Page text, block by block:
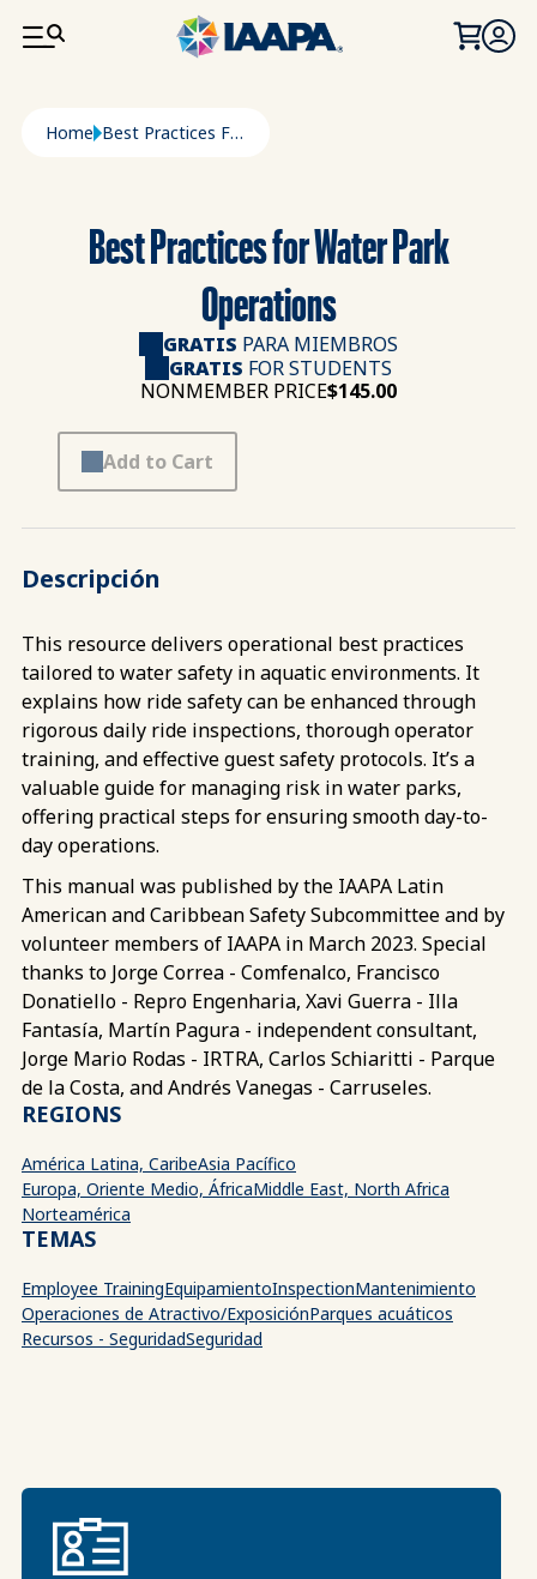
PASAR AL CONTENIDO PRINCIPAL
Ruta de navegación
Home Best Practices For Water Park Operations
Best Practices for Water Park
Operations
GRATIS PARA MIEMBROS
GRATIS FOR STUDENTS
NONMEMBER PRICE$145.00
Add to Cart
Descripción
This resource delivers operational best practices
tailored to water safety in aquatic environments. It
explains how ride safety can be enhanced through
rigorous daily ride inspections, thorough operator
training, and effective guest safety protocols. It’s a
valuable guide for managing risk in water parks,
offering practical steps for ensuring smooth day-to-
day operations.
This manual was published by the IAAPA Latin
American and Caribbean Safety Subcommittee and by
volunteer members of IAAPA in March 2023. Special
thanks to Jorge Correa - Comfenalco, Francisco
Donatiello - Repro Engenharia, Xavi Guerra - Illa
Fantasía, Martín Pagura - independent consultant,
Jorge Mario Rodas - IRTRA, Carlos Schiaritti - Parque
de la Costa, and Andrés Vanegas - Carruseles.
REGIONS
América Latina, CaribeAsia Pacífico
Europa, Oriente Medio, ÁfricaMiddle East, North Africa
Norteamérica
TEMAS
Employee TrainingEquipamientoInspectionMantenimiento
Operaciones de Atractivo/ExposiciónParques acuáticos
Recursos - SeguridadSeguridad